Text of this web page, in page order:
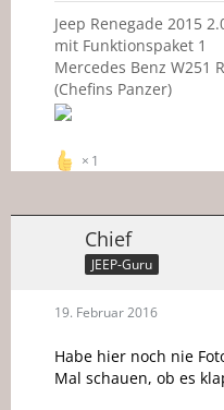
Jeep Renegade 2015
mit Funktionspaket 1
Mercedes Benz W251
(Chefins Panzer)
1
Chief
JEEP-Guru
19. Februar 2016
Habe hier noch nie
Mal schauen, ob es